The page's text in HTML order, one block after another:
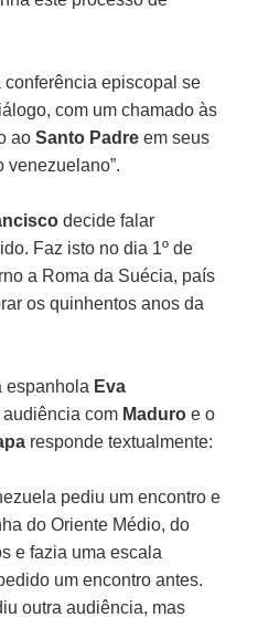
conferência episcopal se
com um chamado às
aoSanto Padre em seus
venezuelano”.
decide falar
Faz isto no dia 1º de
a Roma da Suécia, país
os quinhentos anos da
espanhola Eva
com Maduro e o
responde textualmente:
pediu um encontro e
do Oriente Médio, do
e fazia uma escala
um encontro antes.
outra audiência, mas